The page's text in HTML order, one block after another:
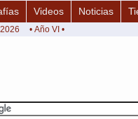
Videos Noticias
• Año VI •